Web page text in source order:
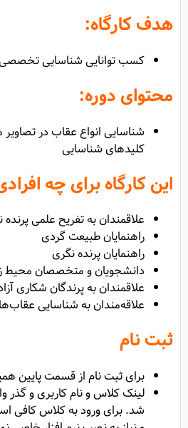
هدف کارگاه:
کسب توانایی شناسایی
محتوای دوره:
شناسایی انواع عقاب در تصاویر
کلید‌های شناسایی
این کارگاه برای چه
علاقمندان به تفریح علمی
راهنمایان طبیعت گردی
راهنمایان پرنده نگری
دانشجویان و متخصصان
علاقمندان به پرندگان شکاری
علاقه‌مندان به شناسایی عقاب‌ها
ثبت نام
برای ثبت نام از قسمت پایین
لینک کلاس و نام کاربری و گذر
شد. برای ورود به کلاس کافی